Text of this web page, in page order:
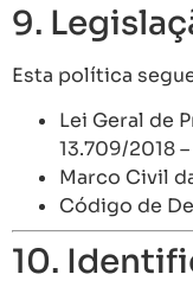
9.
Esta política
Lei Geral de
13.709/2018 –
Marco Civil
Código de
10.